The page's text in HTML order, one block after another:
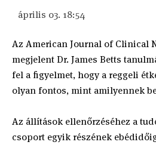
április 03. 18:54
Az American Journal of Clinical
megjelent Dr. James Betts
fel a figyelmet, hogy a reggeli
olyan fontos, mint amilyennek
Az állítások ellenőrzéséhez a
csoport egyik részének